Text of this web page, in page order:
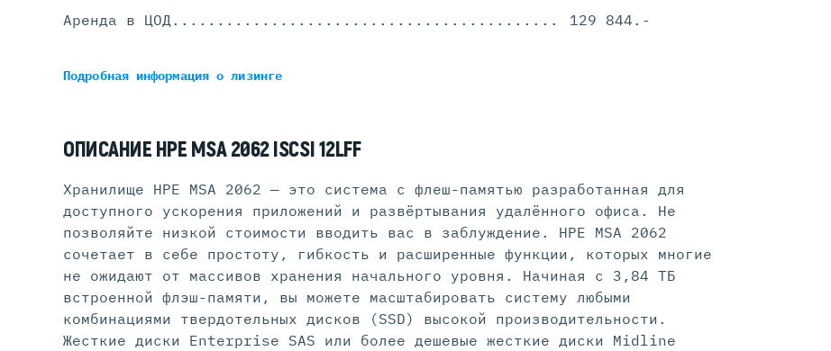
Аренда в ЦОД
129 844.-
Подробная информацияо лизинге
ОПИСАНИЕ HPE MSA 2062 ISCSI 12LFF
Хранилище HPE MSA 2062 — это система с флеш-памятью разработанная для
доступного ускорения приложений и развёртывания удалённого офиса. Не
позволяйте низкой стоимости вводить вас в заблуждение. HPE MSA 2062
сочетает в себе простоту, гибкость и расширенные функции, которых многие
не ожидают от массивов хранения начального уровня. Начиная с 3,84 ТБ
встроенной флэш-памяти, вы можете масштабировать систему любыми
комбинациями твердотельных дисков (SSD) высокой производительности.
Жесткие диски Enterprise SAS или более дешевые жесткие диски Midline